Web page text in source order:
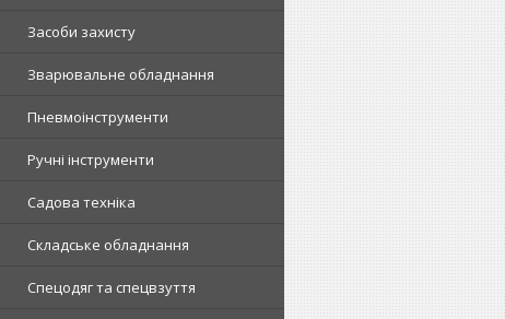
Засоби захисту
Зварювальне обладнання
Пневмоінструменти
Ручні інструменти
Садова техніка
Складське обладнання
Спецодяг та спецвзуття